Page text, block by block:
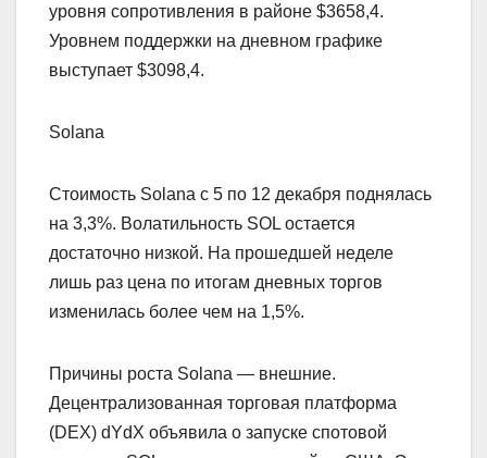
уровня сопротивления в районе $3658,4.
Уровнем поддержки на дневном графике
выступает $3098,4.
Solana
Стоимость Solana с 5 по 12 декабря поднялась
на 3,3%. Волатильность SOL остается
достаточно низкой. На прошедшей неделе
лишь раз цена по итогам дневных торгов
изменилась более чем на 1,5%.
Причины роста Solana — внешние.
Децентрализованная торговая платформа
(DEX) dYdX объявила о запуске спотовой